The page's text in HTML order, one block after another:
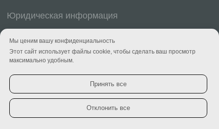
Мы ценим вашу конфиденциальность
Этот сайт использует файлы cookie, чтобы сделать ваш просмотр
максимально удобным.
Принять все
Отклонить все